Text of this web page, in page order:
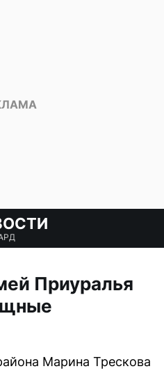
Приуралья
Марина Трескова